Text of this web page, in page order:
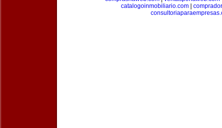
catalogoinmobiliario.com|